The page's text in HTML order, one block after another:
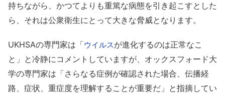
持ちながら、かつてよりも重篤な病態を引き起こすとした
ら、それは公衆衛生にとって大きな脅威となります。
UKHSAの専門家は「ウイルスが進化するのは正常なこ
と」と冷静にコメントしていますが、オックスフォード大
学の専門家は「さらなる症例が確認された場合、伝播経
路、症状、重症度を理解することが重要だ」と指摘してい